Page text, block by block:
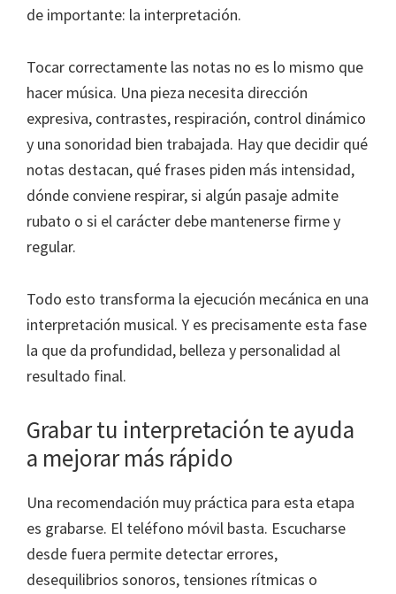
de importante: la interpretación.
Tocar correctamente las notas no es lo mismo que
hacer música. Una pieza necesita dirección
expresiva, contrastes, respiración, control dinámico
y una sonoridad bien trabajada. Hay que decidir qué
notas destacan, qué frases piden más intensidad,
dónde conviene respirar, si algún pasaje admite
rubato o si el carácter debe mantenerse firme y
regular.
Todo esto transforma la ejecución mecánica en una
interpretación musical. Y es precisamente esta fase
la que da profundidad, belleza y personalidad al
resultado final.
Grabar tu interpretación te ayuda
a mejorar más rápido
Una recomendación muy práctica para esta etapa
es grabarse. El teléfono móvil basta. Escucharse
desde fuera permite detectar errores,
desequilibrios sonoros, tensiones rítmicas o